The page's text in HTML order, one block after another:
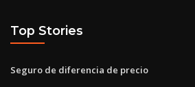
Top Stories
Seguro de diferencia de precio